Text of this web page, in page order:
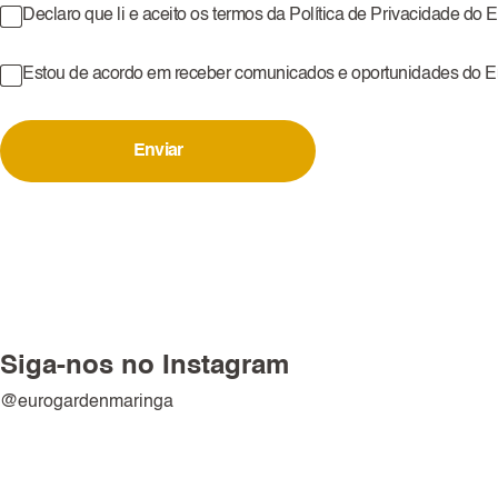
Declaro que li e aceito os termos da Política de Privacidade do
Estou de acordo em receber comunicados e oportunidades do
Enviar
Siga-nos no Instagram
@eurogardenmaringa